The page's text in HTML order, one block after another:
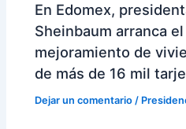
En Edomex,
Sheinbaum arranca
mejoramiento de
de más de 16 mil
Dejar un comentario /